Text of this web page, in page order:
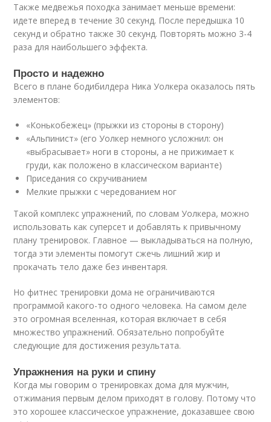
Также медвежья походка занимает меньше времени:
идете вперед в течение 30 секунд. После передышка 10
секунд и обратно также 30 секунд. Повторять можно 3-4
раза для наибольшего эффекта.
Просто и надежно
Всего в плане бодибилдера Ника Уолкера оказалось пять
элементов:
«Конькобежец» (прыжки из стороны в сторону)
«Альпинист» (его Уолкер немного усложнил: он
«выбрасывает» ноги в стороны, а не прижимает к
груди, как положено в классическом варианте)
Приседания со скручиванием
Мелкие прыжки с чередованием ног
Такой комплекс упражнений, по словам Уолкера, можно
использовать как суперсет и добавлять к привычному
плану тренировок. Главное — выкладываться на полную,
тогда эти элементы помогут сжечь лишний жир и
прокачать тело даже без инвентаря.
Но фитнес тренировки дома не ограничиваются
программой какого-то одного человека. На самом деле
это огромная вселенная, которая включает в себя
множество упражнений. Обязательно попробуйте
следующие для достижения результата.
Упражнения на руки и спину
Когда мы говорим о тренировках дома для мужчин,
отжимания первым делом приходят в голову. Потому что
это хорошее классическое упражнение, доказавшее свою